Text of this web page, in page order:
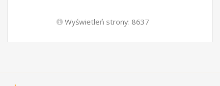
Wyświetleń strony: 8637